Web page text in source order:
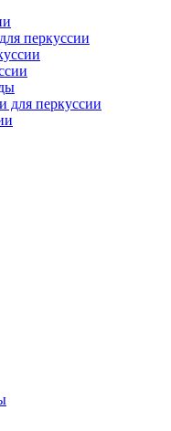
перкуссии
для перкуссии